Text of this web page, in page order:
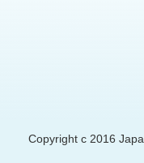
Copyright c 2016